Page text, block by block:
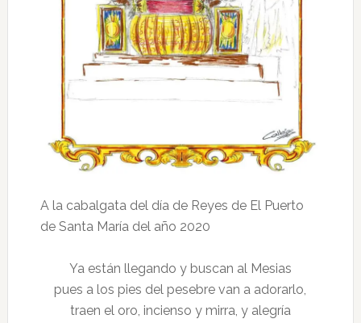
A la cabalgata del día de Reyes de El Puerto
de Santa María del año 2020
Ya están llegando y buscan al Mesias
pues a los pies del pesebre van a adorarlo,
traen el oro, incienso y mirra, y alegría